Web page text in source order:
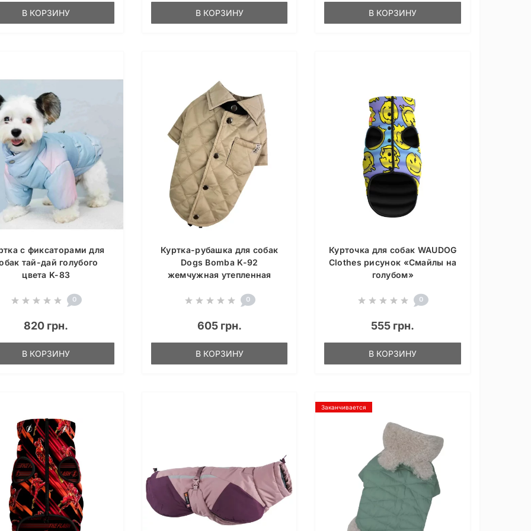
В КОРЗИНУ В КОРЗИНУ В КОРЗИНУ
с фиксаторами для
тай-дай голубого
цвета K-83
0
820 грн.
В КОРЗИНУ
Куртка-рубашка для собак
Dogs Bomba K-92
жемчужная утепленная
0
605 грн.
В КОРЗИНУ
Курточка для собак WAUDOG
Clothes рисунок «Смайлы на
голубом»
0
555 грн.
В КОРЗИНУ
Заканчивается